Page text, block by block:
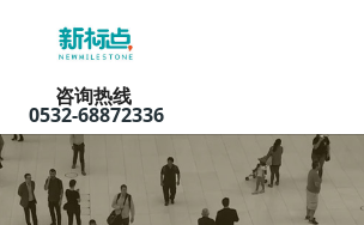
咨询热线
0532-68872336